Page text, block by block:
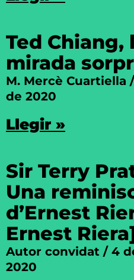
Ted Chiang,
mirada
M. Mercè Cuartiella
de 2020
Llegir »
Sir Terry
Una
d’Ernest
Ernest
Autor convidat 4
2020